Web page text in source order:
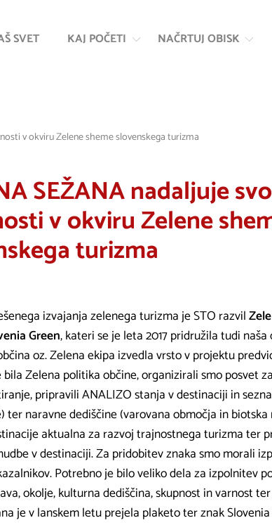
vsebino
SVET KAJ POČETI NAČRTUJ OBISK
v okviru Zelene sheme slovenskega turizma
SEŽANA nadaljuje
v okviru Zelene
turizma
izvajanja zelenega turizma je STO razvil
Green, kateri se je leta 2017 pridružila tudi
oz. Zelena ekipa izvedla vrsto v projektu
bila Zelena politika občine, organizirali smo posvet
pripravili ANALIZO stanja v destinaciji in
ter naravne dediščine (varovana območja in
aktualna za razvoj trajnostnega turizma ter
v destinaciji. Za pridobitev znaka smo morali
Potrebno je bilo veliko dela za izpolnitev
okolje, kulturna dediščina, skupnost in varnost
je v lanskem letu prejela plaketo ter znak